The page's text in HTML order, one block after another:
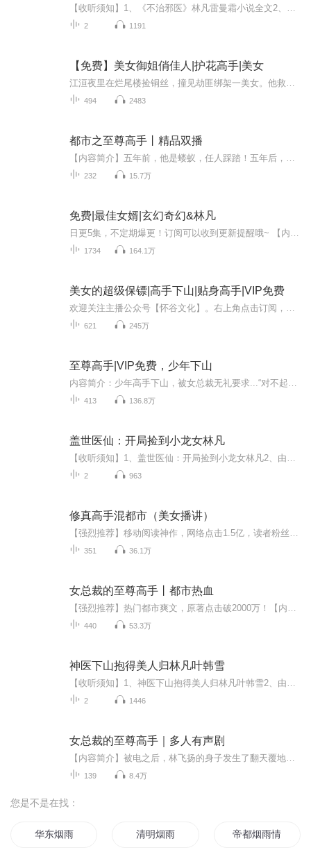
2 1191
【免费】美女御姐俏佳人|护花高手|美女
494 2483
都市之至尊高手丨精品双播
232 15.7万
免费|最佳女婿|玄幻奇幻&林凡
1734 164.1万
美女的超级保镖|高手下山|贴身高手|VIP免费
621 245万
至尊高手|VIP免费，少年下山
413 136.8万
盖世医仙：开局捡到小龙女林凡
2 963
修真高手混都市（美女播讲）
351 36.1万
女总裁的至尊高手丨都市热血
440 53.3万
神医下山抱得美人归林凡叶韩雪
2 1446
女总裁的至尊高手｜多人有声剧
139 8.4万
您是不是在找：
华东烟雨 清明烟雨 帝都烟雨情